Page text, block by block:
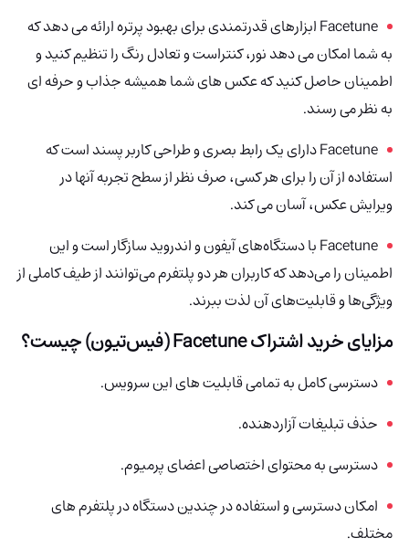
Facetune ابزارهای قدرتمندی برای بهبود پرتره ارائه می دهد که
به شما امکان می دهد نور، کنتراست و تعادل رنگ را تنظیم کنید و
اطمینان حاصل کنید که عکس های شما همیشه جذاب و حرفه ای
به نظر می رسند.
Facetune دارای یک رابط بصری و طراحی کاربر پسند است که
استفاده از آن را برای هر کسی، صرف نظر از سطح تجربه آنها در
ویرایش عکس، آسان می کند.
Facetune با دستگاه‌های آیفون و اندروید سازگار است و این
اطمینان را می‌دهد که کاربران هر دو پلتفرم می‌توانند از طیف کاملی از
ویژگی‌ها و قابلیت‌های آن لذت ببرند.
مزایای خرید اشتراک Facetune (فیس‌تیون) چیست؟
دسترسی کامل به تمامی قابلیت های این سرویس.
حذف تبلیغات آزاردهنده.
دسترسی به محتوای اختصاصی اعضای پرمیوم.
امکان دسترسی و استفاده در چندین دستگاه در پلتفرم های
مختلف.